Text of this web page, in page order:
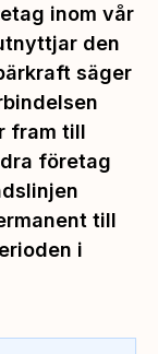
inom vår
den
säger
fram till
företag
till
i